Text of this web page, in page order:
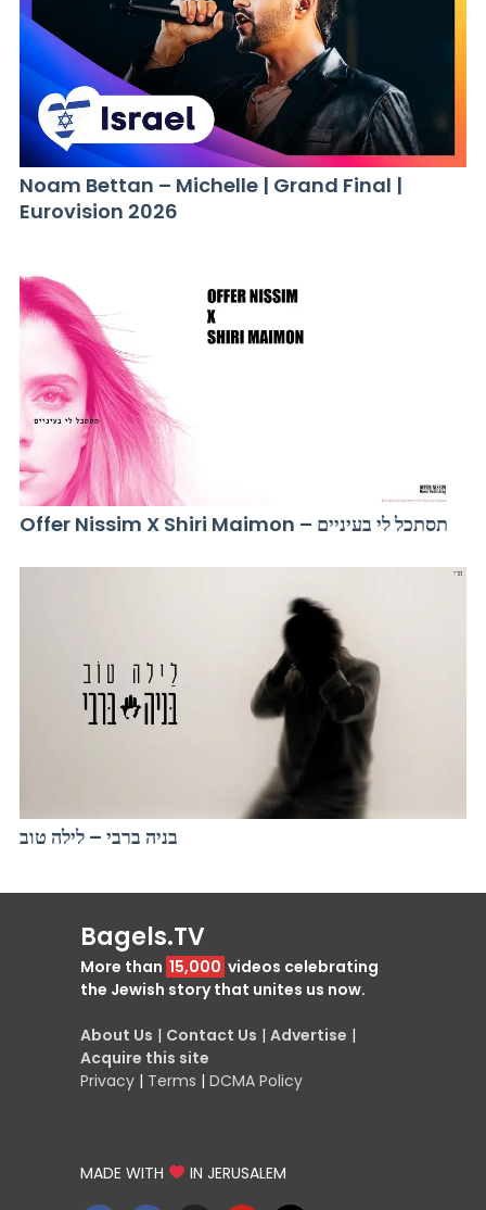
Noam Bettan – Michelle | Grand Final |
Eurovision 2026
Offer Nissim X Shiri Maimon – תסתכל לי בעיניים
בניה ברבי – לילה טוב
Bagels.TV
More than 15,000 videos celebrating
the Jewish story that unites us now.
About Us | Contact Us | Advertise |
Acquire this site
Privacy | Terms | DCMA Policy
MADE WITH IN JERUSALEM